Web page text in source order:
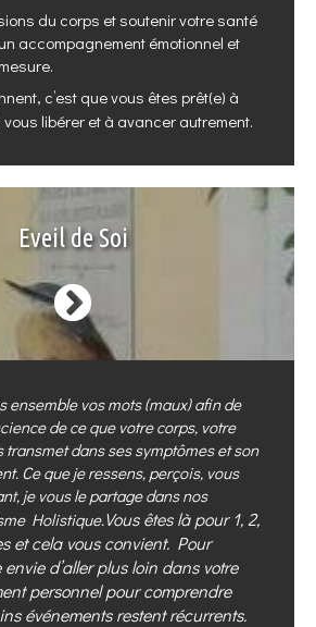
du corps et soutenir votre santé
accompagnement émotionnel et
c’est que vous êtes prêt(e) à
libérer et à avancer autrement.
Eveil de Soi
ensemble vos mots (maux) afin de
de ce que votre corps, votre
transmet dans ses symptômes et son
Ce que je ressens, perçois, vous
je vous le partage dans nos
Holistique.Vous êtes là pour 1, 2,
et cela vous convient. Pour
d’aller plus loin dans votre
personnel pour comprendre
événements restent récurrents.